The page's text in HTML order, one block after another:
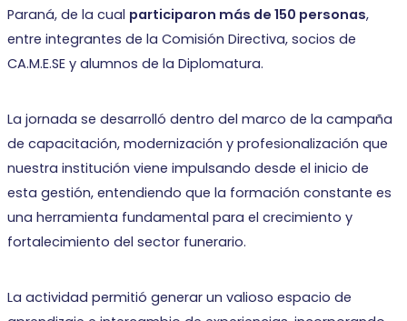
Paraná, de la cual participaron más de 150 personas,
entre integrantes de la Comisión Directiva, socios de
CA.M.E.SE y alumnos de la Diplomatura.
La jornada se desarrolló dentro del marco de la campaña
de capacitación, modernización y profesionalización que
nuestra institución viene impulsando desde el inicio de
esta gestión, entendiendo que la formación constante es
una herramienta fundamental para el crecimiento y
fortalecimiento del sector funerario.
La actividad permitió generar un valioso espacio de